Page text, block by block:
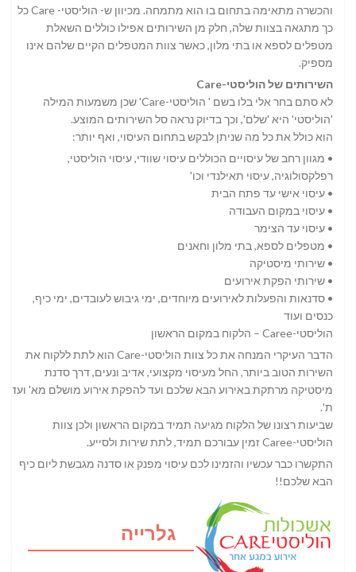
והכשרה מתאימה בתחום בו הוא מתמחה. מכיוון ש- הוליסטי- Care כל
כך מתגאה בצוות שלה, חלק מן השירותים אפילו כוללים השאלת
מטפלים לספא או בתי מלון, כאשר צוות המטפלים הקיים שלהם אינו
מספיק.
השירותים של הוליסטי-Care
לא סתם בחר אלי בלו בשם ' הוליסטי-Care' שכן משמעות המילה
'הוליסטי' היא 'שלם', וכך בדיוק נראה סל השירותים המוצע.
הוא כולל את כל מה שניתן לבקש בתחום העיסוי, ואף יותר:
• מגוון רחב של עיסויים הכוללים עיסוי שוודי, עיסוי הוליסטי,
רפלקסולוגיה, עיסוי תאילנדי וכו'
• עיסוי אישי עד פתח הבית
• עיסוי במקום העבודה
• עיסוי עד הצימר
• מטפלים לספא, בתי מלון וחאנים
• שירותי מיסטיקה
• שירותי הפקת אירועים
• סדנאות והפעלות לאירועים מיוחדים, ימי גיבוש לעובדים, ימי כיף,
כנסים ועוד
הוליסטי-Caree – הלקוח במקום הראשון
הדבר העיקרי המנחה את כל צוות הוליסטי-Care הוא לתת ללקוח את
השירות הטוב ביותר, החל מעיסוי מקצועי, אדיב ונעים, דרך סדנת
מיסטיקה מרתקת באירוע הבא שלכם ועד להפקת אירוע מושלם מא' ועד
ת'.
שביעות רצונו של הלקוח מגיעה תמיד במקום הראשון ולכן צוות
הוליסטי-Caree זמין עבורכם תמיד, לתת שירות ולסייע.
התקשרו כבר עכשיו והזמינו לכם עיסוי מפנק או סדנה מגבשת ליום כיף
הבא שלכם!!
גלרייה